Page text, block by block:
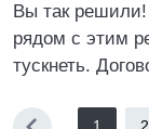
Вы так решили!
рядом с этим
тускнеть.